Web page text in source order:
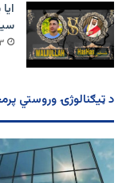
۳ Nov ۲۰۲۴
د ټیګنالوژۍ وروستي